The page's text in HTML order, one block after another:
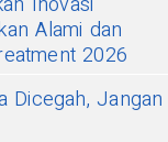
Alami dan
2026
Dicegah, Jangan